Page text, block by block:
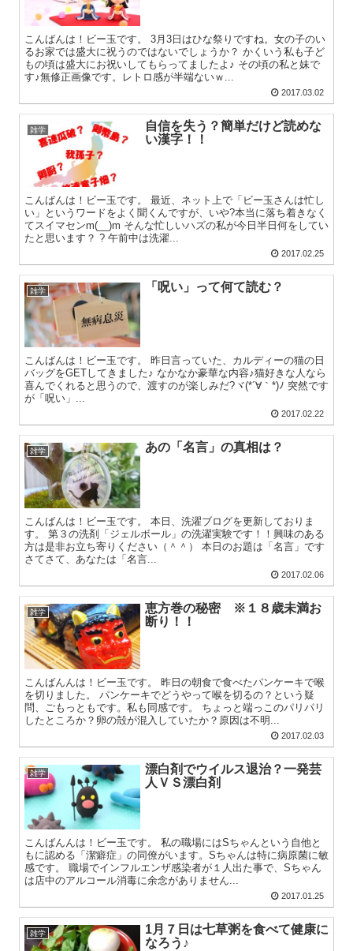
こんばんは！ビー玉です。 3月3日はひな祭りですね。女の子のい
るお家では盛大に祝うのではないでしょうか？ かくいう私も子ど
もの頃は盛大にお祝いしてもらってましたよ♪ その頃の私と妹で
す♪無修正画像です。レトロ感が半端ないｗ...
2017.03.02
雑学
自信を失う？簡単だけど読めな
い漢字！！
こんばんは！ビー玉です。 最近、ネット上で「ビー玉さんは忙し
い」というワードをよく聞くんですが、いや?本当に落ち着きなく
てスイマセンm(__)m そんな忙しいハズの私が今日半日何をしてい
たと思います？ ? 午前中は洗濯...
2017.02.25
雑学 「呪い」って何て読む？
こんばんは！ビー玉です。 昨日言っていた、カルディーの猫の日
バッグをGETしてきました♪ なかなか豪華な内容♪猫好きな人なら
喜んでくれると思うので、渡すのが楽しみだ?ヾ(*´∀｀*)ﾉ 突然です
が「呪い」...
2017.02.22
雑学 あの「名言」の真相は？
こんばんは！ビー玉です。 本日、洗濯ブログを更新しておりま
す。 第３の洗剤「ジェルボール」の洗濯実験です！！興味のある
方は是非お立ち寄りください（＾＾） 本日のお題は「名言」です
さてさて、あなたは「名言...
2017.02.06
雑学
恵方巻の秘密 ※１８歳未満お
断り！！
こんばんんは！ビー玉です。 昨日の朝食で食べたパンケーキで喉
を切りました。 パンケーキでどうやって喉を切るの？という疑
問、ごもっともです。私も同感です。 ちょっと端っこのパリパリ
したところか？卵の殻が混入していたか？原因は不明...
2017.02.03
雑学
漂白剤でウイルス退治？一発芸
人ＶＳ漂白剤
こんばんんは！ビー玉です。 私の職場にはSちゃんという自他と
もに認める「潔癖症」の同僚がいます。Sちゃんは特に病原菌に敏
感です。 職場でインフルエンザ感染者が１人出た事で、Sちゃん
は店中のアルコール消毒に余念がありません...
2017.01.25
雑学
1月７日は七草粥を食べて健康に
なろう♪